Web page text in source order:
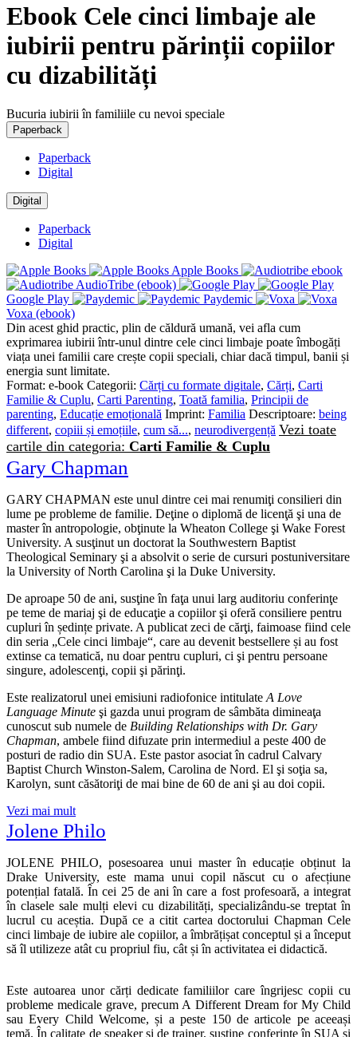
Ebook Cele cinci limbaje ale
iubirii pentru părinții copiilor
cu dizabilități
Bucuria iubirii în familiile cu nevoi speciale
Paperback
Paperback
Digital
Digital
Paperback
Digital
Apple Books
AudioTribe (ebook)
Google Play
Paydemic
Voxa (ebook)
Din acest ghid practic, plin de căldură umană, vei afla cum
exprimarea iubirii într-unul dintre cele cinci limbaje poate îmbogăți
viața unei familii care crește copii speciali, chiar dacă timpul, banii și
energia sunt limitate.
Format: e-book Categorii: Cărți cu formate digitale, Cărți, Carti
Familie & Cuplu, Carti Parenting, Toată familia, Principii de
parenting, Educație emoțională Imprint: Familia Descriptoare: being
different, copiii și emoțiile, cum să..., neurodivergență Vezi toate
cartile din categoria: Carti Familie & Cuplu
Gary Chapman
GARY CHAPMAN este unul dintre cei mai renumiţi consilieri din
lume pe probleme de familie. Deţine o diplomă de licenţă şi una de
master în antropologie, obţinute la Wheaton College şi Wake Forest
University. A susţinut un doctorat la Southwestern Baptist
Theological Seminary şi a absolvit o serie de cursuri postuniversitare
la University of North Carolina şi la Duke University.
De aproape 50 de ani, susţine în faţa unui larg auditoriu conferinţe
pe teme de mariaj şi de educaţie a copiilor şi oferă consiliere pentru
cupluri în ședințe private. A publicat zeci de cărţi, faimoase fiind cele
din seria „Cele cinci limbaje“, care au devenit bestsellere și au fost
extinse ca tematică, nu doar pentru cupluri, ci şi pentru persoane
singure, adolescenţi, copii şi părinţi.
Este realizatorul unei emisiuni radiofonice intitulate A Love
Language Minute şi gazda unui program de sâmbăta dimineaţa
cunoscut sub numele de Building Relationships with Dr. Gary
Chapman, ambele fiind difuzate prin intermediul a peste 400 de
posturi de radio din SUA. Este pastor asociat în cadrul Calvary
Baptist Church Winston-Salem, Carolina de Nord. El şi soţia sa,
Karolyn, sunt căsătoriţi de mai bine de 60 de ani şi au doi copii.
Vezi mai mult
Jolene Philo
JOLENE PHILO, posesoarea unui master în educație obținut la
Drake University, este mama unui copil născut cu o afecțiune
potențial fatală. În cei 25 de ani în care a fost profesoară, a integrat
în clasele sale mulți elevi cu dizabilități, specializându‑se treptat în
lucrul cu aceștia. După ce a citit cartea doctorului Chapman Cele
cinci limbaje de iubire ale copiilor, a îmbrățișat conceptul și a început
să îl utilizeze atât cu propriul fiu, cât și în activitatea ei didactică.
Este autoarea unor cărți dedicate familiilor care îngrijesc copii cu
probleme medicale grave, precum A Different Dream for My Child
sau Every Child Welcome, și a peste 150 de articole pe aceeași
temă. În calitate de speaker și de trainer, susține conferințe în SUA și